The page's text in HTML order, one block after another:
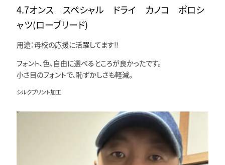
4.7オンス スペシャル ドライ カノコ ポロシ
ャツ(ローブリード)
用途：母校の応援に活躍してます‼️
フォント、色、自由に選べるところが良かったです。
小さ目のフォントで、恥ずかしさも軽減。
シルクプリント加工